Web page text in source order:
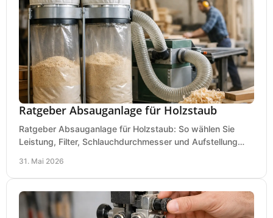
Ratgeber Absauganlage für Holzstaub
Ratgeber Absauganlage für Holzstaub: So wählen Sie
Leistung, Filter, Schlauchdurchmesser und Aufstellung
31. Mai 2026